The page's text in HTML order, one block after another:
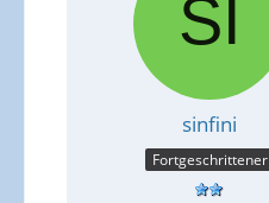
sinfini
Fortgeschrittener